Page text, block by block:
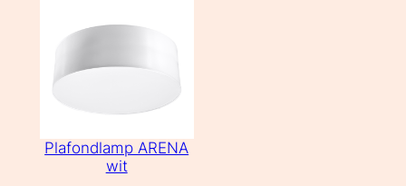
Plafondlamp ARENA
wit